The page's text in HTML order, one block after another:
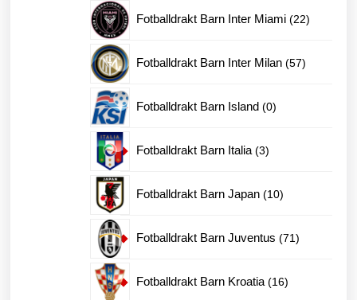
Fotballdrakt Barn Inter Miami 2222
Fotballdrakt Barn Inter Milan 5757
Fotballdrakt Barn Island 00
Fotballdrakt Barn Italia 33
Fotballdrakt Barn Japan 1010
Fotballdrakt Barn Juventus 7171
Fotballdrakt Barn Kroatia 1616